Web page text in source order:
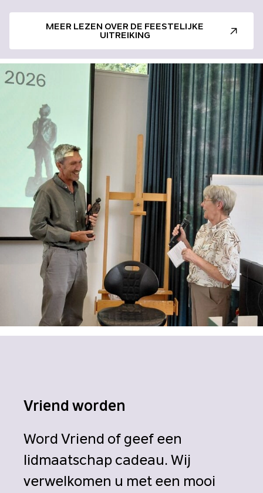
MEER LEZEN OVER DE FEESTELIJKE
UITREIKING
Vriend worden
Word Vriend of geef een
lidmaatschap cadeau. Wij
verwelkomen u met een mooi